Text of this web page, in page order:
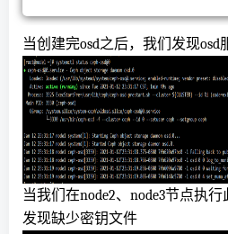
当创建完osd之后，我们发现osd
当我们在node2、node3节点执行
发现缺少密钥文件